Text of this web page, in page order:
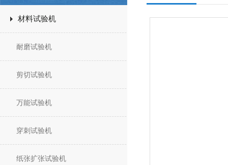
材料试验机
耐磨试验机
剪切试验机
万能试验机
穿刺试验机
纸张扩张试验机